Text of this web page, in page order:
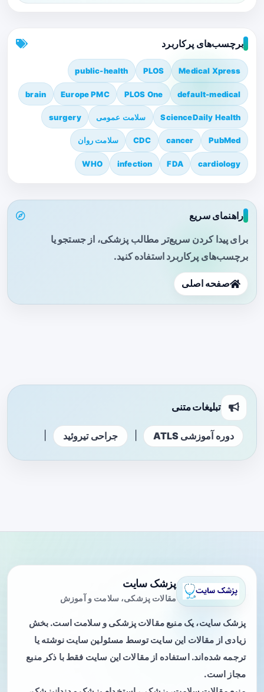
برچسب‌های پرکاربرد
Medical Xpress
PLOS
public-health
default-medical
PLOS One
Europe PMC
brain
ScienceDaily Health سلامت عمومی surgery
PubMed
cancer
CDC سلامت روان
cardiology
FDA
infection
WHO
راهنمای سریع
برای پیدا کردن سریع‌تر مطالب پزشکی، از جستجو یا
برچسب‌های پرکاربرد استفاده کنید.
صفحه اصلی
تبلیغات متنی
دوره آموزشی ATLS جراحی تیروئید
پزشک سایت
مقالات پزشکی، سلامت و آموزش
پزشک سایت، یک منبع مقالات پزشکی و سلامت است. بخش
زیادی از مقالات این سایت توسط مسئولین سایت نوشته یا
ترجمه شده‌اند. استفاده از مقالات این سایت فقط با ذکر منبع
مجاز است.